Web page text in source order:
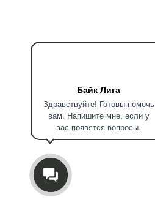
Байк Лига
Здравствуйте! Готовы помочь
вам. Напишите мне, если у
вас появятся вопросы.